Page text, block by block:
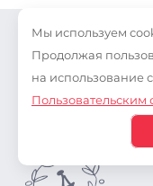
О нас
Прайс-лист
Наши Видео
Частые вопросы
Мы используем
Продолжая
на использование
Пользовательским